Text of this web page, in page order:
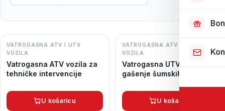
VATROGASNA ATV I UTV
VOZILA
Vatrogasna ATV vozila za
tehničke intervencije
U košaricu
VATROGASNA ATV I UTV
VOZILA
Vatrogasna UTV vozila za
gašenje šumskih požara
U košaricu